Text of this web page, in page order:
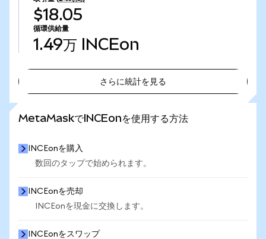
$18.05
循環供給量
1.49万 INCEon
さらに統計を見る
MetaMaskでINCEonを使用する方法
INCEonを購入
数回のタップで始められます。
INCEonを売却
INCEonを現金に交換します。
INCEonをスワップ